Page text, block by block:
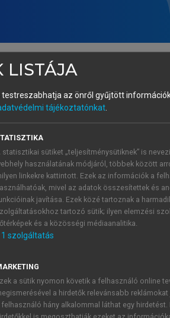
a joga
az ellátás visszautasításának
speciális feltételekhez köti.
hogy az életmentő vagy
erejű magánokiratban,
egy háromtagú orvosi bizottság
annak következményei
nyilvánítania a visszautasításra
jellegének megfelelő szakorvos,
beszélgetés során kíséreljék meg
LISTÁJA
testreszabhatja az önről gyűjtött
tájékoztatónkat
statisztikai sütiket „teljesítménysütiknek” is
használatának módjáról, többek között
linkekre kattintott. Ezek az információk a
mivel az adatok összesítettek és
javítása. Ezek közé tartoznak a
tartozó sütik; ilyen elemzési
és a közösségi médiaanalitika.
1 szolgáltatás
a sütik nyomon követik a felhasználó online
a hirdetők relevánsabb
felhasználó hány alkalommal láthat egy